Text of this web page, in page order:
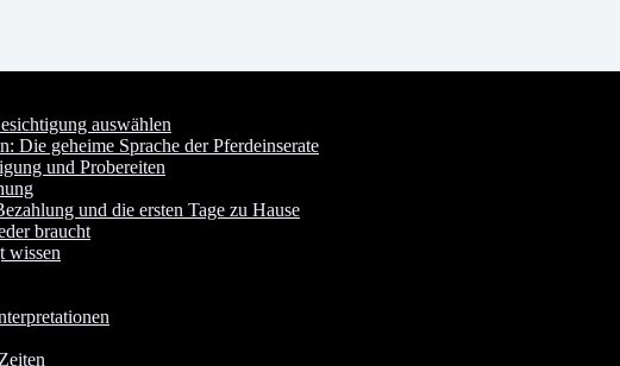
auswählen
Die geheime Sprache der Pferdeinserate
und Probereiten
und die ersten Tage zu Hause
braucht
wissen